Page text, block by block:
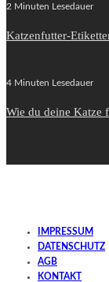
2 Minuten Lesedauer
Katzenfutter-
4 Minuten Lesedauer
Wie du deine Katze
IMPRESSUM
DATENSCHUTZ
AGB
KONTAKT